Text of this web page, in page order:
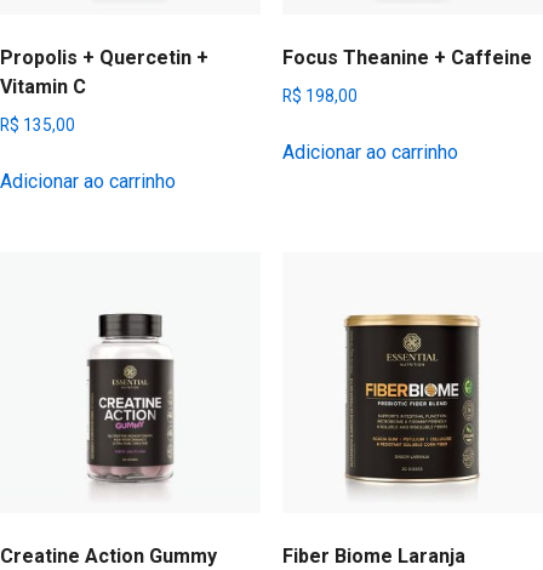
Propolis + Quercetin +
Vitamin C
R$ 135,00
Adicionar ao carrinho
Focus Theanine + Caffeine
R$ 198,00
Adicionar ao carrinho
Creatine Action Gummy
Fiber Biome Laranja